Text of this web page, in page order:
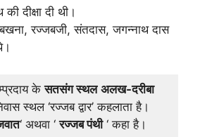
दीक्षा दी थी।
बखना, रज्जबजी, संतदास, जगन्नाथ दास
केसतसंग स्थल अलख-दरीबा
स्थल ‘रज्जब द्वार’ कहलाता है।
‘ अथवा ‘रज्जब पंथी‘ कहा है।